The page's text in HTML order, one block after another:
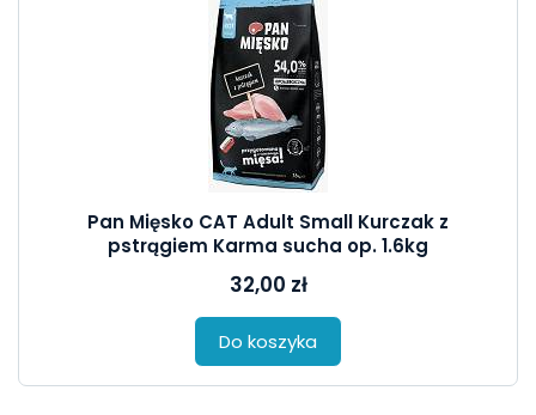
Pan Mięsko CAT Adult Small Kurczak z
pstrągiem Karma sucha op. 1.6kg
32,00 zł
Do koszyka